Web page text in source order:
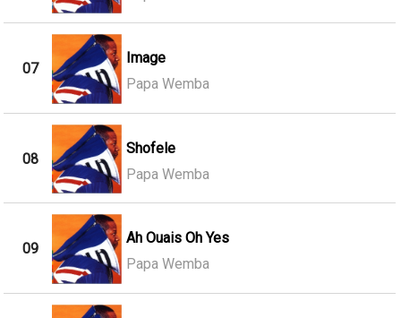
07
Image
Papa Wemba
08
Shofele
Papa Wemba
09
Ah Ouais Oh Yes
Papa Wemba